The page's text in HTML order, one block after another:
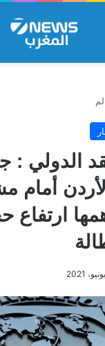
الدولي :
أمام
ارتفاع